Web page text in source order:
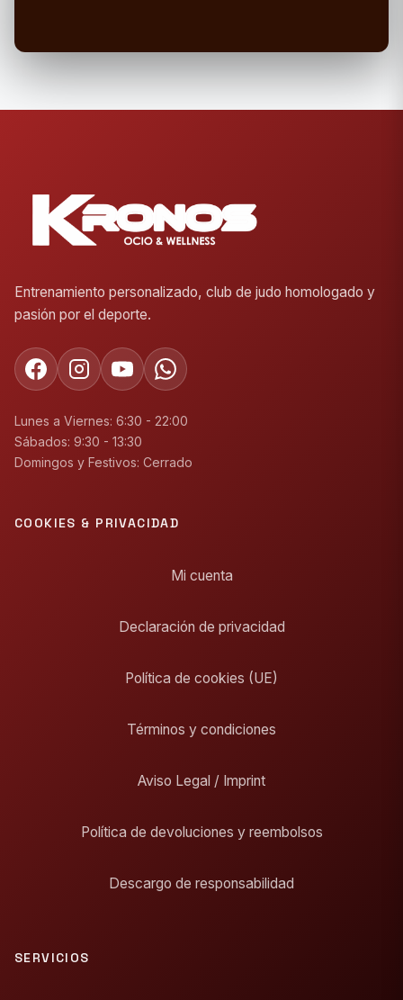
Entrenamiento personalizado, club de judo homologado y
pasión por el deporte.
Lunes a Viernes: 6:30 - 22:00
Sábados: 9:30 - 13:30
Domingos y Festivos: Cerrado
COOKIES & PRIVACIDAD
Mi cuenta
Declaración de privacidad
Política de cookies (UE)
Términos y condiciones
Aviso Legal / Imprint
Política de devoluciones y reembolsos
Descargo de responsabilidad
SERVICIOS